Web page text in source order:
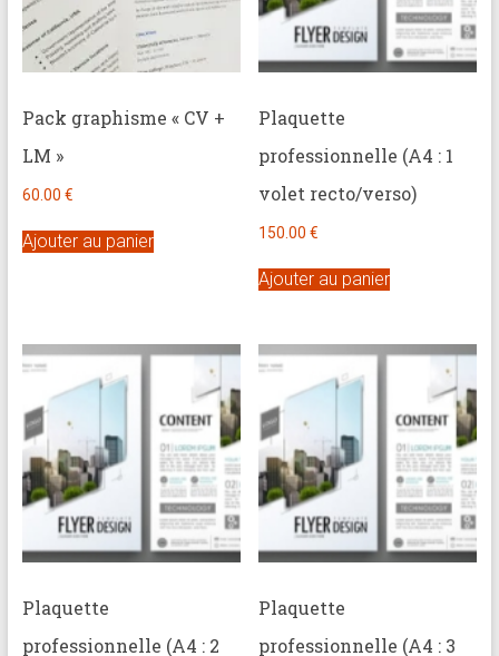
Pack graphisme « CV +
LM »
60.00 €
Ajouter au panier
Plaquette
professionnelle (A4 : 1
volet recto/verso)
150.00€
Ajouter au panier
Plaquette
professionnelle (A4 : 2
Plaquette
professionnelle (A4 : 3